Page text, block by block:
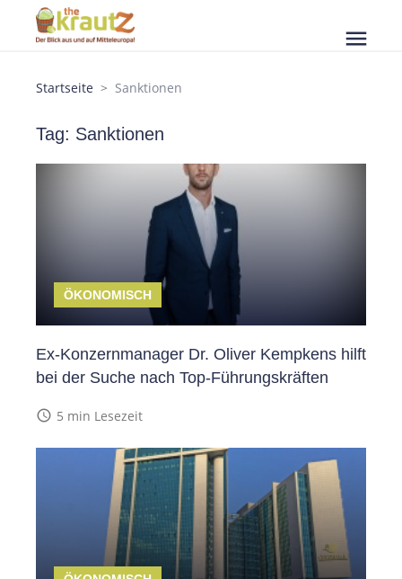
menu
Startseite Sanktionen
Tag: Sanktionen
ÖKONOMISCH
Ex-Konzernmanager Dr. Oliver Kempkens hilft
bei der Suche nach Top-Führungskräften
access_time 5 min Lesezeit